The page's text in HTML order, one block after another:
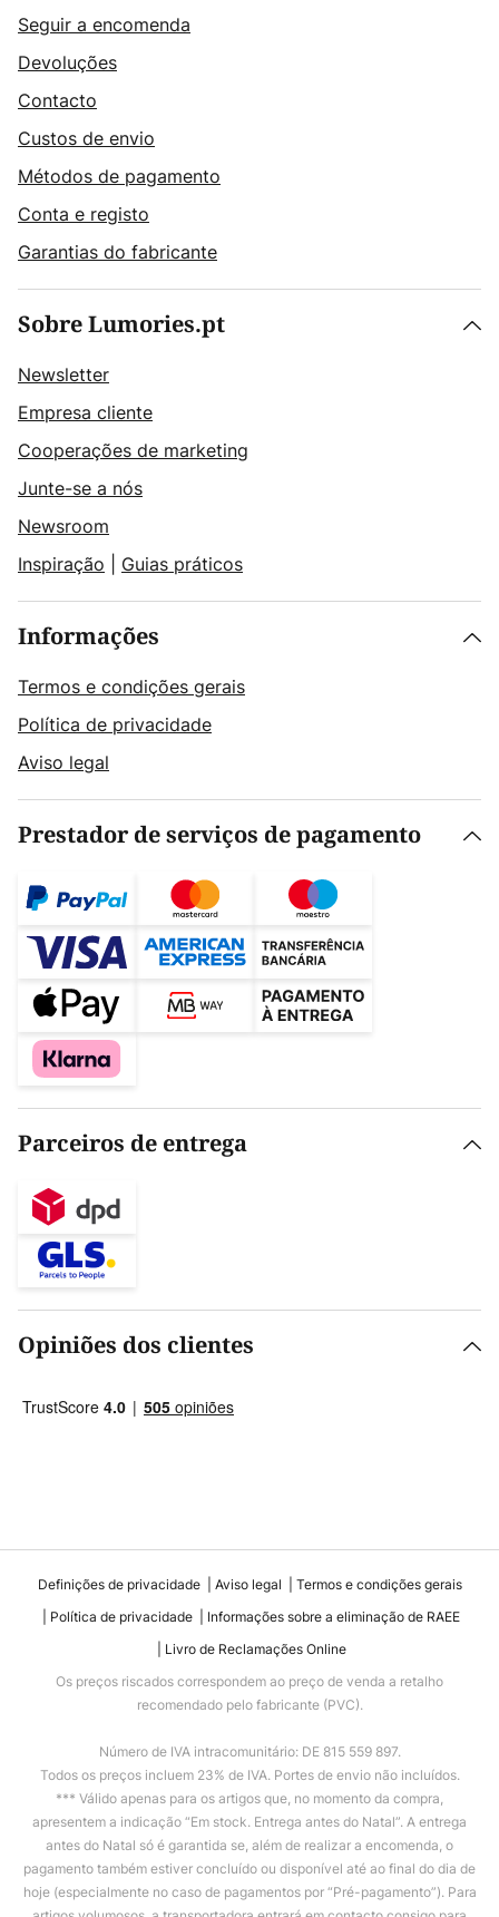
Seguir a encomenda
Devoluções
Contacto
Custos de envio
Métodos de pagamento
Conta e registo
Garantias do fabricante
Sobre Lumories.pt
Newsletter
Empresa cliente
Cooperações de marketing
Junte-se a nós
Newsroom
Inspiração
Guias práticos
Informações
Termos e condições gerais
Política de privacidade
Aviso legal
Prestador de serviços de pagamento
Parceiros de entrega
Opiniões dos clientes
Definições de privacidade Aviso legal
Termos e condições gerais
Política de privacidade
Informações sobre a eliminação de RAEE
Livro de Reclamações Online
Os preços riscados correspondem ao preço de venda a retalho
recomendado pelo fabricante (PVC).
Número de IVA intracomunitário: DE 815 559 897.
Todos os preços incluem 23% de IVA. Portes de envio não incluídos.
*** Válido apenas para os artigos que, no momento da compra,
apresentem a indicação “Em stock. Entrega antes do Natal”. A entrega
antes do Natal só é garantida se, além de realizar a encomenda, o
pagamento também estiver concluído ou disponível até ao final do dia de
hoje (especialmente no caso de pagamentos por “Pré-pagamento”). Para